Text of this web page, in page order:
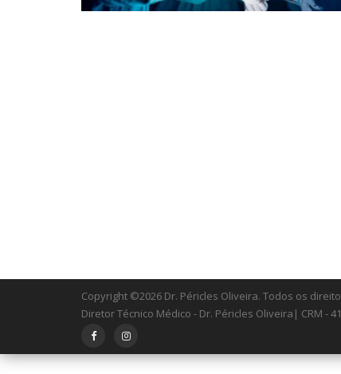
Copyright ©2026 Dr. Péricles Oliveira. Todos os
Diretor Técnico Médico - Dr. Péricles Oliveira| CRM -